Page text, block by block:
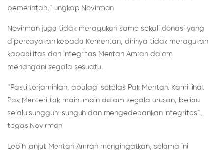
pemerintah,” ungkap Novirman
Novirman juga tidak meragukan sama sekali donasi yang
dipercayakan kepada Kementan, dirinya tidak meragukan
kapabilitas dan integritas Mentan Amran dalam
menangani segala sesuatu.
“Pasti terjaminlah, apalagi sekelas Pak Mentan. Kami lihat
Pak Menteri tak main-main dalam segala urusan, beliau
selalu sungguh-sunguh dan mengedepankan integritas”,
tegas Novirman
Lebih lanjut Mentan Amran mengingatkan, selama ini